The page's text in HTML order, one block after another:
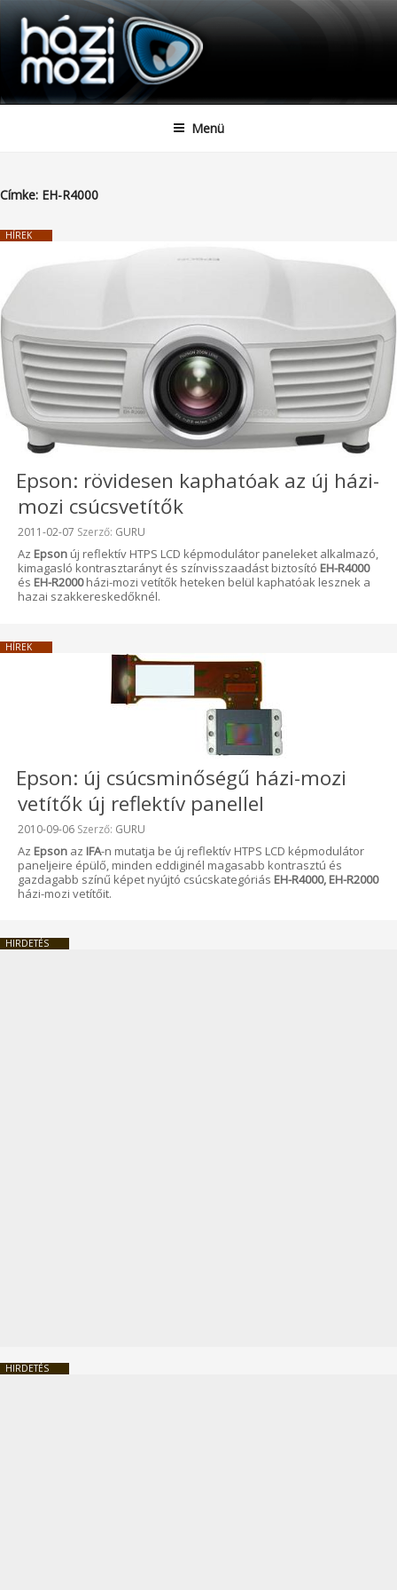
Tartalomhoz
HAZIMOZI
Menü
Címke: EH-R4000
HÍREK
Epson: rövidesen kaphatóak az új házi-
mozi csúcsvetítők
Beküldve:
2011-02-07 Szerző: GURU
Az Epson új reflektív HTPS LCD képmodulátor paneleket alkalmazó,
kimagasló kontrasztarányt és színvisszaadást biztosító EH-R4000
és EH-R2000házi-mozi vetítők heteken belül kaphatóak lesznek a
hazai szakkereskedőknél.
HÍREK
Epson: új csúcsminőségű házi-mozi
vetítők új reflektív panellel
Beküldve:
2010-09-06 Szerző: GURU
Az Epson az IFA-n mutatja be új reflektív HTPS LCD képmodulátor
paneljeire épülő, minden eddiginél magasabb kontrasztú és
gazdagabb színű képet nyújtó csúcskategóriás EH-R4000, EH-R2000
házi-mozi vetítőit.
HIRDETÉS
HIRDETÉS